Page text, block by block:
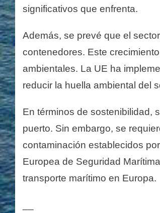
significativos que enfrenta.
Además, se prevé que el
contenedores. Este
ambientales. La UE ha
reducir la huella ambiental del
En términos de sostenibilidad,
puerto. Sin embargo, se
contaminación establecidos
Europea de Seguridad
transporte marítimo en Europa​.